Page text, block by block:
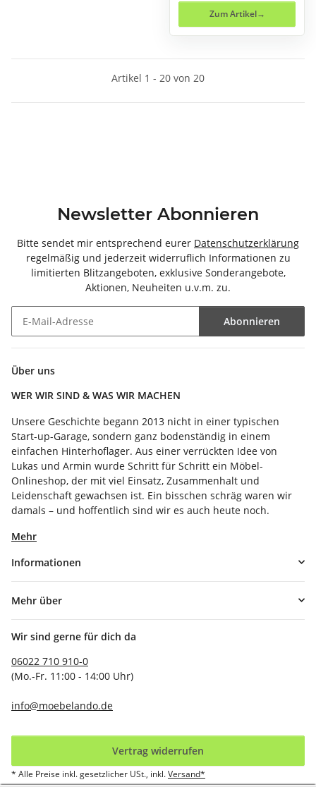
Zum Artikel
Artikel 1 - 20 von 20
Newsletter Abonnieren
Bitte sendet mir entsprechend eurer Datenschutzerklärung
regelmäßig und jederzeit widerruflich Informationen zu
limitierten Blitzangeboten, exklusive Sonderangebote,
Aktionen, Neuheiten u.v.m. zu.
Abonnieren
Über uns
WER WIR SIND & WAS WIR MACHEN
Unsere Geschichte begann 2013 nicht in einer typischen
Start-up-Garage, sondern ganz bodenständig in einem
einfachen Hinterhoflager. Aus einer verrückten Idee von
Lukas und Armin wurde Schritt für Schritt ein Möbel-
Onlineshop, der mit viel Einsatz, Zusammenhalt und
Leidenschaft gewachsen ist. Ein bisschen schräg waren wir
damals – und hoffentlich sind wir es auch heute noch.
Mehr
Informationen
Mehr über
Wir sind gerne für dich da
06022 710 910-0
(Mo.-Fr. 11:00 - 14:00 Uhr)
info@moebelando.de
Vertrag widerrufen
* Alle Preise inkl. gesetzlicher USt., inkl.Versand*